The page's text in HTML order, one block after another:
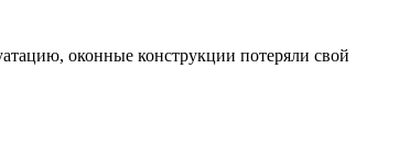
оконные конструкции потеряли свой